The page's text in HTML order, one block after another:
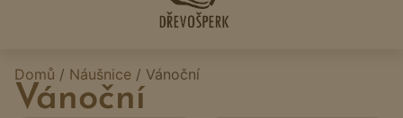
Domů / Náušnice / Vánoční
Vánoční